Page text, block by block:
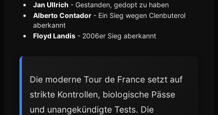
Jan Ullrich - Gestanden, gedopt zu haben
Alberto Contador - Ein Sieg wegen Clenbuterol
aberkannt
Floyd Landis - 2006er Sieg aberkannt
Die moderne Tour de France setzt auf
strikte Kontrollen, biologische Pässe
und unangekündigte Tests. Die